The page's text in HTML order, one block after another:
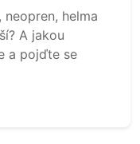
helma
A jakou
a pojďte se